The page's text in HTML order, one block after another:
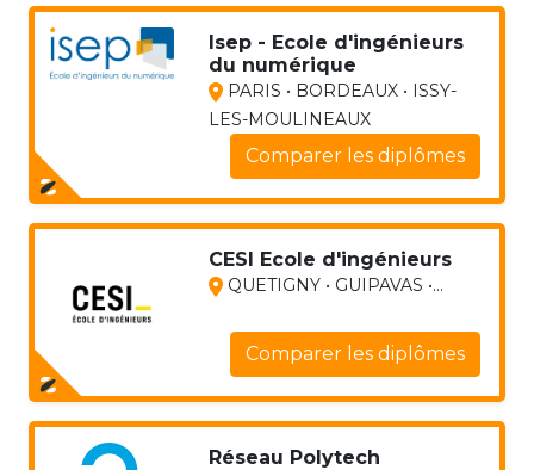
Isep - Ecole d'ingénieurs
du numérique
PARIS • BORDEAUX • ISSY-
LES-MOULINEAUX
Comparer les diplômes
CESI Ecole d'ingénieurs
QUETIGNY • GUIPAVAS •...
Comparer les diplômes
Réseau Polytech